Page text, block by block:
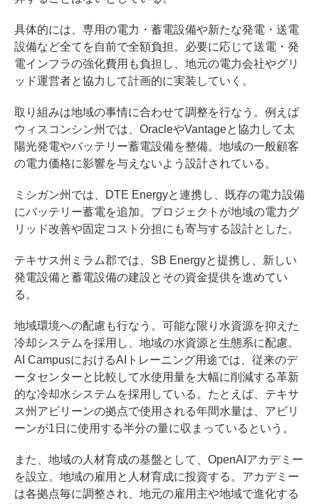
具体的には、専用の電力・蓄電設備や新たな発電・送電
設備など全てを自前で全額負担。必要に応じて送電・発
電インフラの強化費用も負担し、地元の電力会社やグリ
ッド運営者と協力して計画的に実装していく。
取り組みは地域の事情に合わせて調整を行なう。例えば
ウィスコンシン州では、OracleやVantageと協力して太
陽光発電やバッテリー蓄電設備を整備。地域の一般顧客
の電力価格に影響を与えないよう設計されている。
ミシガン州では、DTE Energyと連携し、既存の電力設備
にバッテリー蓄電を追加。プロジェクトが地域の電力グ
リッド改善や固定コスト分担にも寄与する設計とした。
テキサス州ミラム郡では、SB Energyと提携し、新しい
発電設備と蓄電設備の建設とその資金提供を進めてい
る。
地域環境への配慮も行なう。可能な限り水資源を抑えた
冷却システムを採用し、地域の水資源と生態系に配慮。
AI CampusにおけるAIトレーニング用途では、従来のデ
ータセンターと比較して水使用量を大幅に削減する革新
的な冷却水システムを採用している。たとえば、テキサ
ス州アビリーンの拠点で使用される年間水量は、アビリ
ーンが1日に使用する半分の量に収まっているという。
また、地域の人材育成の基盤として、OpenAIアカデミー
を設立。地域の雇用と人材育成に投資する。アカデミー
は各拠点毎に調整され、地元の雇用主や地域で進化する